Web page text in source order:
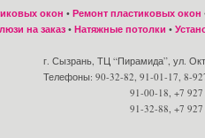
окон • Ремонт пластиковых окон
на заказ • Натяжные потолки •
г. Сызрань, ТЦ “Пирамида”, ул.
Телефоны: 90-32-82, 91-01-17, 8-
91-00-18, +7
91-32-88, +7